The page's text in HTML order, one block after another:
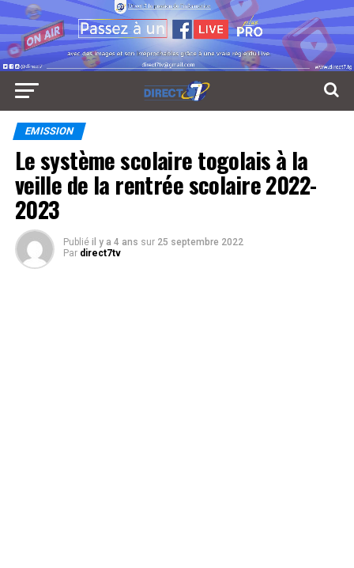
EMISSION
Le système scolaire togolais à la
veille de la rentrée scolaire 2022-
2023
Publié il y a 4 ans sur 25 septembre 2022
Par direct7tv